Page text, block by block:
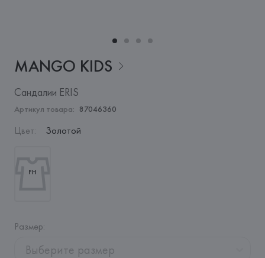
MANGO KIDS
Сандалии ERIS
Артикул товара: 87046360
Цвет: Золотой
Размер:
Выберите размер